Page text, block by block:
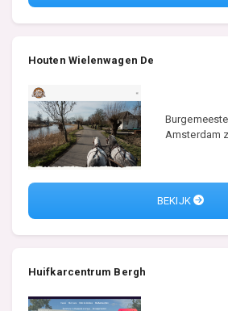
Houten Wielenwagen De
Amsterdam
BEKIJK
Huifkarcentrum Bergh